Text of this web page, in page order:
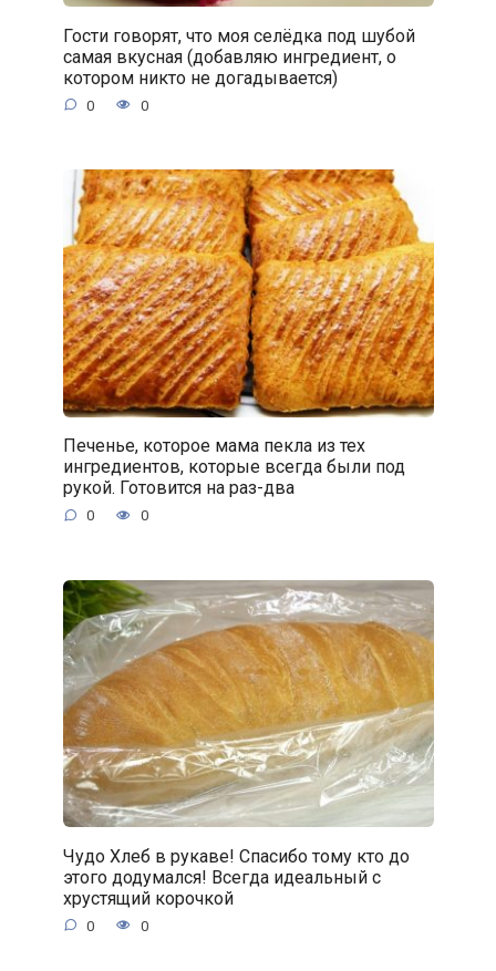
Гости говорят, что моя селёдка под шубой
самая вкусная (добавляю ингредиент, о
котором никто не догадывается)
0 0
Печенье, которое мама пекла из тех
ингредиентов, которые всегда были под
рукой. Готовится на раз-два
0 0
Чудо Хлеб в рукаве! Спасибо тому кто до
этого додумался! Всегда идеальный с
хрустящий корочкой
0 0